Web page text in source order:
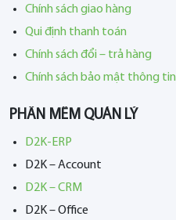
Chính sách giao hàng
Qui định thanh toán
Chính sách đổi – trả hàng
Chính sách bảo mật thông tin
PHẦN MỀM QUẢN LÝ
D2K-ERP
D2K – Account
D2K – CRM
D2K – Office